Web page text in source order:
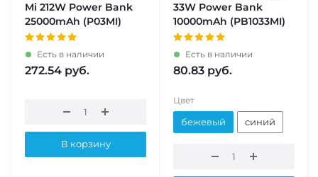
Mi 212W Power Bank
25000mAh (P03MI)
Есть в наличии
272.54 руб.
В корзину
33W Power Bank
10000mAh (PB1033MI)
Есть в наличии
80.83 руб.
Цвет
бежевый синий